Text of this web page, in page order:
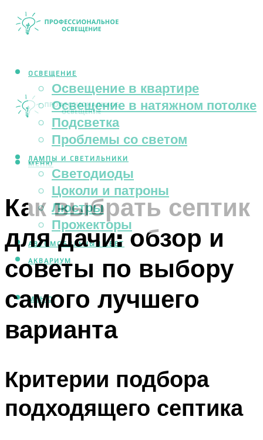
ОСВЕЩЕНИЕ
Освещение в квартире
Освещение в натяжном потолке
Подсветка
Проблемы со светом
ЛАМПЫ И СВЕТИЛЬНИКИ
Светодиоды
Цоколи и патроны
Люстры
Прожекторы
АВТОМОБИЛЬНЫЙ СВЕТ
АКВАРИУМ
МЕНЮ
МЕНЮ
Как выбрать септик
для дачи: обзор и
советы по выбору
самого лучшего
варианта
Критерии подбора
подходящего септика